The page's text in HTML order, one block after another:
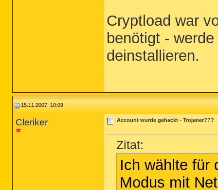
Cryptload war
benötigt -
deinstallieren.
15.11.2007, 10:09
Cleriker Account wurde gehackt - Trojaner???
Zitat:
Ich wählte für
Modus mit